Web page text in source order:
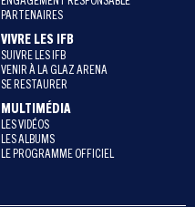
PARTENAIRES
VIVRE LES IFB
SUIVRE LES IFB
VENIR À LA GLAZ ARENA
SE RESTAURER
MULTIMÉDIA
LES VIDÉOS
LES ALBUMS
LE PROGRAMME OFFICIEL